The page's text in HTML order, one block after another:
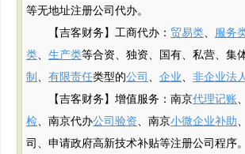
等无地址注册公司代办。
【吉客财务】工商代办： 贸易类、 服务
类、 生产类等合资、独资、国有、私营、集
制 、 有限责任类型的公司 、 企业、 非企业法
【吉客财务】增值服务：南京代理记账
检、南京代办公司验资、南京小微企业补助
司、申请政府高新技术补贴等注册公司程序。